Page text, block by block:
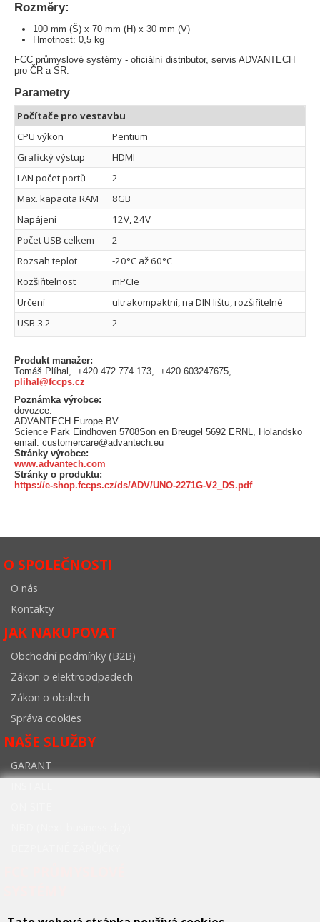
Rozměry:
100 mm (Š) x 70 mm (H) x 30 mm (V)
Hmotnost: 0,5 kg
FCC průmyslové systémy - oficiální distributor, servis ADVANTECH
pro ČR a SR.
Parametry
Počítače pro vestavbu
CPU výkon
Pentium
Grafický výstup
HDMI
LAN počet portů
2
Max. kapacita RAM
8GB
Napájení
12V, 24V
Počet USB celkem
2
Rozsah teplot
-20°C až 60°C
Rozšiřitelnost
mPCIe
Určení
ultrakompaktní, na DIN lištu, rozšiřitelné
USB 3.2
2
Produkt manažer:
Tomáš Plíhal, +420 472 774 173, +420 603247675,
plihal@fccps.cz
Poznámka výrobce:
dovozce:
ADVANTECH Europe BV
Science Park Eindhoven 5708Son en Breugel 5692 ERNL, Holandsko
email: customercare@advantech.eu
Stránky výrobce:
www.advantech.com
Stránky o produktu:
https://e-shop.fccps.cz/ds/ADV/UNO-2271G-V2_DS.pdf
O SPOLEČNOSTI
O nás
Kontakty
JAK NAKUPOVAT
Obchodní podmínky (B2B)
Zákon o elektroodpadech
Zákon o obalech
Správa cookies
NAŠE SLUŽBY
GARANT